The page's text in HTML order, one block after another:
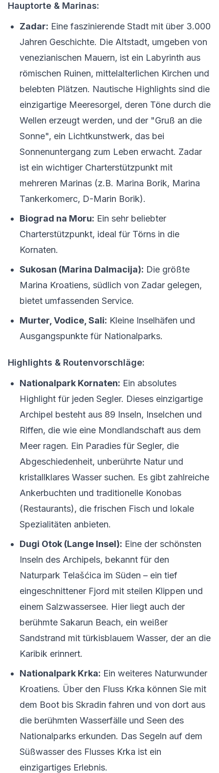
Hauptorte & Marinas:
Zadar: Eine faszinierende Stadt mit über 3.000
Jahren Geschichte. Die Altstadt, umgeben von
venezianischen Mauern, ist ein Labyrinth aus
römischen Ruinen, mittelalterlichen Kirchen und
belebten Plätzen. Nautische Highlights sind die
einzigartige Meeresorgel, deren Töne durch die
Wellen erzeugt werden, und der "Gruß an die
Sonne", ein Lichtkunstwerk, das bei
Sonnenuntergang zum Leben erwacht. Zadar
ist ein wichtiger Charterstützpunkt mit
mehreren Marinas (z.B. Marina Borik, Marina
Tankerkomerc, D-Marin Borik).
Biograd na Moru: Ein sehr beliebter
Charterstützpunkt, ideal für Törns in die
Kornaten.
Sukosan (Marina Dalmacija): Die größte
Marina Kroatiens, südlich von Zadar gelegen,
bietet umfassenden Service.
Murter, Vodice, Sali: Kleine Inselhäfen und
Ausgangspunkte für Nationalparks.
Highlights & Routenvorschläge:
Nationalpark Kornaten: Ein absolutes
Highlight für jeden Segler. Dieses einzigartige
Archipel besteht aus 89 Inseln, Inselchen und
Riffen, die wie eine Mondlandschaft aus dem
Meer ragen. Ein Paradies für Segler, die
Abgeschiedenheit, unberührte Natur und
kristallklares Wasser suchen. Es gibt zahlreiche
Ankerbuchten und traditionelle Konobas
(Restaurants), die frischen Fisch und lokale
Spezialitäten anbieten.
Dugi Otok (Lange Insel): Eine der schönsten
Inseln des Archipels, bekannt für den
Naturpark Telašćica im Süden – ein tief
eingeschnittener Fjord mit steilen Klippen und
einem Salzwassersee. Hier liegt auch der
berühmte Sakarun Beach, ein weißer
Sandstrand mit türkisblauem Wasser, der an die
Karibik erinnert.
Nationalpark Krka: Ein weiteres Naturwunder
Kroatiens. Über den Fluss Krka können Sie mit
dem Boot bis Skradin fahren und von dort aus
die berühmten Wasserfälle und Seen des
Nationalparks erkunden. Das Segeln auf dem
Süßwasser des Flusses Krka ist ein
einzigartiges Erlebnis.